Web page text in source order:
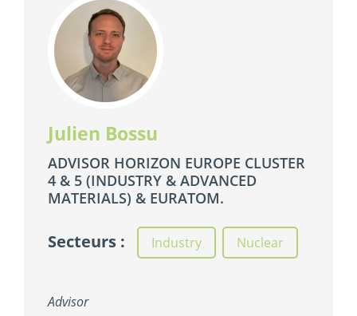
Julien Bossu
ADVISOR HORIZON EUROPE CLUSTER
4 & 5 (INDUSTRY & ADVANCED
MATERIALS) & EURATOM.
Secteurs : Industry Nuclear
Advisor